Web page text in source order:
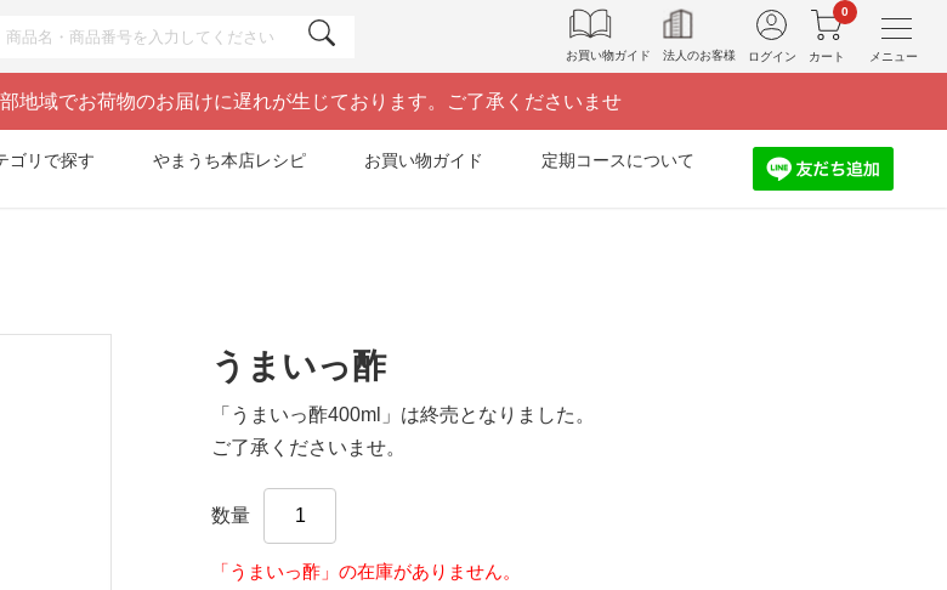
お買い物ガイド 法人のお客様 ログイン
0
カート メニュー
地域でお荷物のお届けに遅れが生じております。ご了承くださいませ
ゴリで探す やまうち本店レシピ お買い物ガイド 定期コースについて
うまいっ酢
「うまいっ酢400ml」は終売となりました。
ご了承くださいませ。
数量
「うまいっ酢」の在庫がありません。